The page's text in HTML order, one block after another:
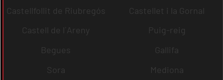
Castellfollit de Riubregós
Castellet i la Gornal
Castell de l´Areny
Puig-reig
Begues
Gallifa
Sora
Mediona